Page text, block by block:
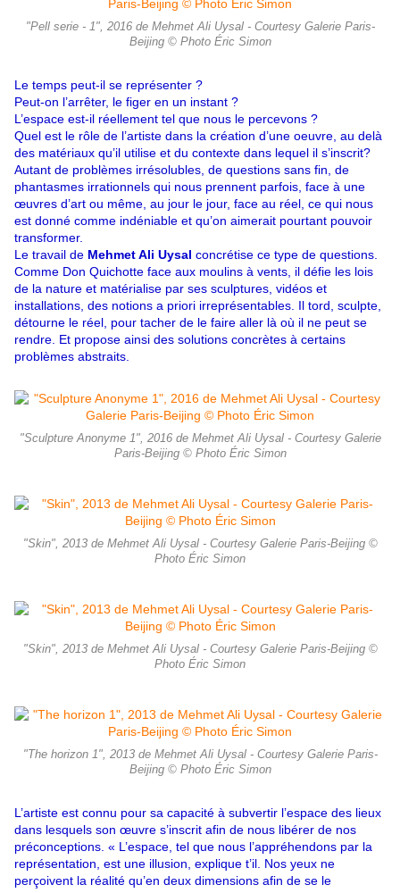
"Pell serie - 1", 2016 de Mehmet Ali Uysal - Courtesy Galerie Paris-
Beijing © Photo Éric Simon
Le temps peut-il se représenter ?
Peut-on l’arrêter, le figer en un instant ?
L’espace est-il réellement tel que nous le percevons ?
Quel est le rôle de l’artiste dans la création d’une oeuvre, au delà
des matériaux qu’il utilise et du contexte dans lequel il s’inscrit?
Autant de problèmes irrésolubles, de questions sans fin, de
phantasmes irrationnels qui nous prennent parfois, face à une
œuvres d’art ou même, au jour le jour, face au réel, ce qui nous
est donné comme indéniable et qu’on aimerait pourtant pouvoir
transformer.
Le travail de Mehmet Ali Uysal concrétise ce type de questions.
Comme Don Quichotte face aux moulins à vents, il défie les lois
de la nature et matérialise par ses sculptures, vidéos et
installations, des notions a priori irreprésentables. Il tord, sculpte,
détourne le réel, pour tacher de le faire aller là où il ne peut se
rendre. Et propose ainsi des solutions concrètes à certains
problèmes abstraits.
"Sculpture Anonyme 1", 2016 de Mehmet Ali Uysal - Courtesy Galerie
Paris-Beijing © Photo Éric Simon
"Skin", 2013 de Mehmet Ali Uysal - Courtesy Galerie Paris-Beijing ©
Photo Éric Simon
"Skin", 2013 de Mehmet Ali Uysal - Courtesy Galerie Paris-Beijing ©
Photo Éric Simon
"The horizon 1", 2013 de Mehmet Ali Uysal - Courtesy Galerie Paris-
Beijing © Photo Éric Simon
L’artiste est connu pour sa capacité à subvertir l’espace des lieux
dans lesquels son œuvre s’inscrit afin de nous libérer de nos
préconceptions. « L’espace, tel que nous l’appréhendons par la
représentation, est une illusion, explique t’il. Nos yeux ne
perçoivent la réalité qu’en deux dimensions afin de se le